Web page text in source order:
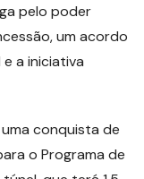
pelo poder
um acordo
a iniciativa
conquista de
o Programa de